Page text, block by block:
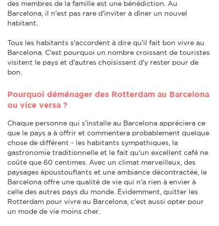
des membres de la famille est une bénédiction. Au
Barcelona, il n'est pas rare d'inviter à dîner un nouvel
habitant.
Tous les habitants s'accordent à dire qu'il fait bon vivre au
Barcelona. C'est pourquoi un nombre croissant de touristes
visitent le pays et d'autres choisissent d'y rester pour de
bon.
Pourquoi déménager des Rotterdam au Barcelona
ou vice versa ?
Chaque personne qui s'installe au Barcelona appréciera ce
que le pays a à offrir et commentera probablement quelque
chose de différent - les habitants sympathiques, la
gastronomie traditionnelle et le fait qu'un excellent café ne
coûte que 60 centimes. Avec un climat merveilleux, des
paysages époustouflants et une ambiance décontractée, le
Barcelona offre une qualité de vie qui n'a rien à envier à
celle des autres pays du monde. Évidemment, quitter les
Rotterdam pour vivre au Barcelona, c'est aussi opter pour
un mode de vie moins cher.